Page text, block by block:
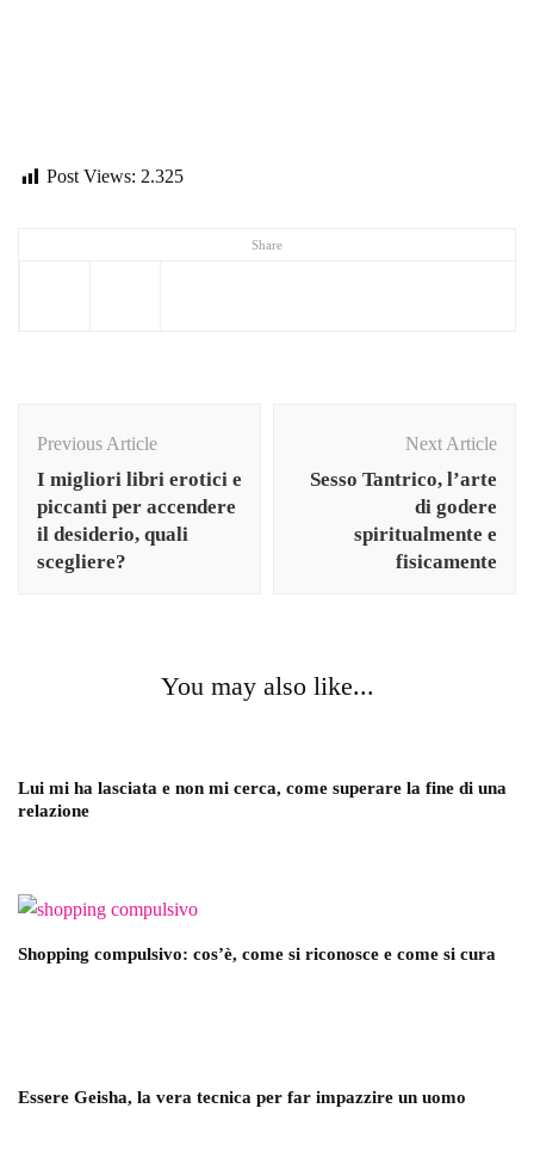
Share
Post Views: 2.325
Previous Article
I migliori libri erotici e
piccanti per accendere
il desiderio, quali
scegliere?
Next Article
Sesso Tantrico, l’arte
di godere
spiritualmente e
fisicamente
You may also like...
Lui mi ha lasciata e non mi cerca, come superare la fine di una
relazione
Shopping compulsivo: cos’è, come si riconosce e come si cura
Essere Geisha, la vera tecnica per far impazzire un uomo